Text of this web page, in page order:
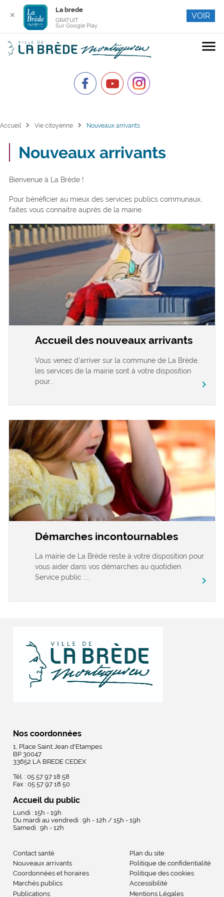
menu
Accueil chevron_right Vie citoyenne chevron_right Nouveaux arrivants
Nouveaux arrivants
Bienvenue à La Brède !
Pour bénéficier au mieux des services publics communaux,
faites vous connaitre auprès de la mairie.
Accueil des nouveaux arrivants
Vous venez d’arriver sur la commune de La Brède,
les services de la mairie sont à votre disposition
pour...
chevron_right
Démarches incontournables
La mairie de La Brède reste à votre disposition pour
vous aider dans vos démarches au quotidien
Service public :...
chevron_right
Nos coordonnées
1, Place Saint Jean d'Etampes
BP 30047
33652 LA BREDE CEDEX
Tél. : 05 57 97 18 58
Fax : 05 57 97 18 50
Accueil du public
Lundi : 15h - 19h
Du mardi au vendredi : 9h - 12h / 15h - 19h
Samedi : 9h - 12h
Contact santé
Nouveaux arrivants
Coordonnées et horaires
Marchés publics
Publications
Plan du site
Politique de confidentialité
Politique des cookies
Accessibilité
Mentions Légales
✕
La brede
GRATUIT
Sur Google Play
VOIR